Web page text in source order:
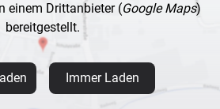
einem Drittanbieter (Google Maps)
bereitgestellt.
Immer Laden